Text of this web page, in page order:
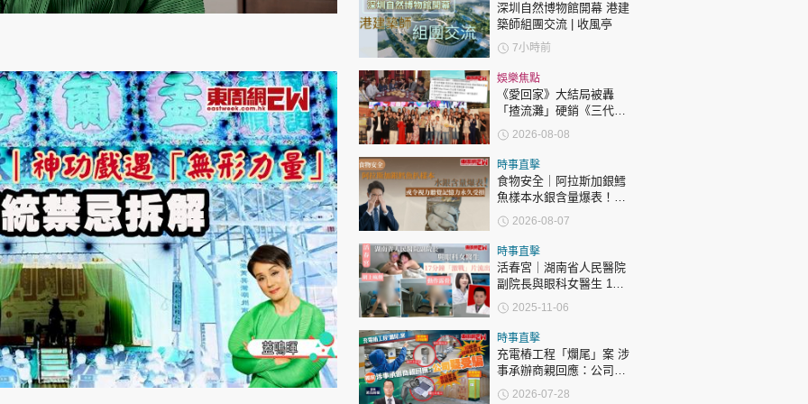
深圳自然博物館開幕 港建
築師組團交流 | 收風亭
7小時前
娛樂焦點
《愛回家》大結局被轟
「揸流灘」硬銷《三代同
糖》 劇集播畢台前幕後喊
爆場面感人
2026-08-08
時事直擊
食物安全｜阿拉斯加銀鱈
魚樣本水銀含量爆表！或
令視力聽覺記憶力永久受
損
2026-08-07
時事直擊
活春宮｜湖南省人民醫院
副院長與眼科女醫生 17
分鐘「激戰」片流出 動作
露骨 網上瘋傳
2025-11-06
時事直擊
充電樁工程「爛尾」案 涉
事承辦商親回應：公司疑
受騙
2026-07-28